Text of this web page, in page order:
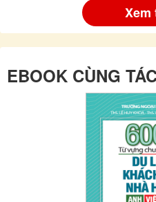
Xem
EBOOK CÙNG